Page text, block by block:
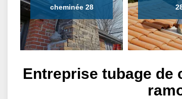
cheminée 28
Entreprise tubage de